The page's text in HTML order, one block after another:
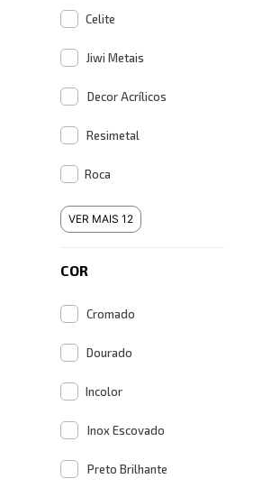
Celite
Jiwi Metais
Decor Acrílicos
Resimetal
Roca
VER MAIS 12
COR
Cromado
Dourado
Incolor
Inox Escovado
Preto Brilhante